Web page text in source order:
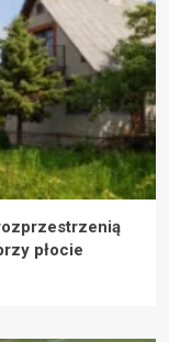
płocie